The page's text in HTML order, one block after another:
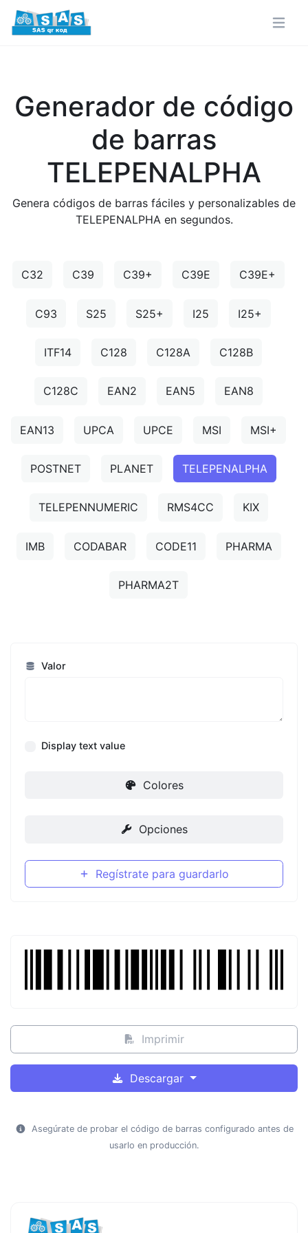
Generador de código
de barras
TELEPENALPHA
Genera códigos de barras fáciles y personalizables de
TELEPENALPHA en segundos.
C32 C39 C39+ C39E C39E+
C93 S25 S25+ I25 I25+
ITF14 C128 C128A C128B
C128C EAN2 EAN5 EAN8
EAN13 UPCA UPCE MSI MSI+
POSTNET PLANET TELEPENALPHA
TELEPENNUMERIC RMS4CC KIX
IMB CODABAR CODE11 PHARMA
PHARMA2T
Valor
Display text value
Colores
Opciones
Regístrate para guardarlo
Imprimir
Descargar
Asegúrate de probar el código de barras configurado antes de
usarlo en producción.